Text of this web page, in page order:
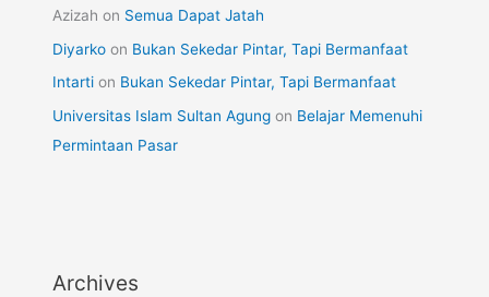
Azizah on Semua Dapat Jatah
Diyarko on Bukan Sekedar Pintar, Tapi Bermanfaat
Intarti on Bukan Sekedar Pintar, Tapi Bermanfaat
Universitas Islam Sultan Agung on Belajar Memenuhi
Permintaan Pasar
Archives